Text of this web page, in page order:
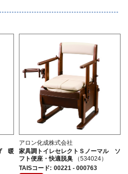
暖
アロン化成株式会社
家具調トイレセレクトＳノーマル ソ
フト便座・快適脱臭
（534024）
TAISコード: 00221 - 000763